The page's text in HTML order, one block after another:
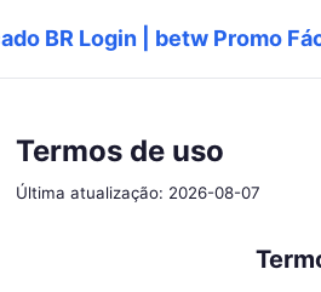
BR Login | betw Promo
Termos de uso
Última atualização: 2026-08-07